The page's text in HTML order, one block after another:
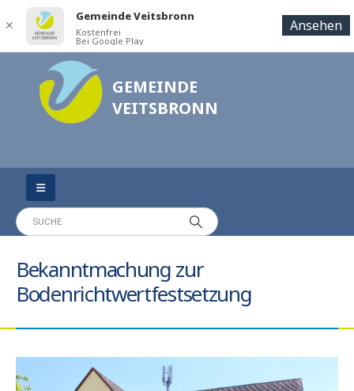
GEMEINDE
VEITSBRONN
Bekanntmachung zur
Bodenrichtwertfestsetzung
✕
Gemeinde Veitsbronn
Kostenfrei
Bei Google Play
Ansehen